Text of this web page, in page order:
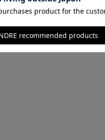
00(フリー) 残り1点